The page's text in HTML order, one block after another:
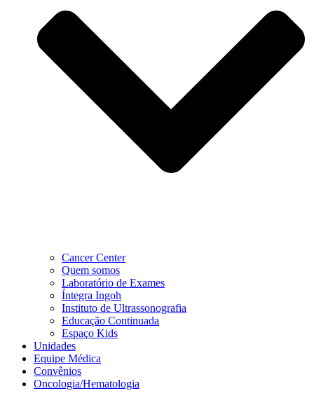
Cancer Center
Quem somos
Laboratório de Exames
Íntegra Ingoh
Instituto de Ultrassonografia
Educação Continuada
Espaço Kids
Unidades
Equipe Médica
Convênios
Oncologia/Hematologia